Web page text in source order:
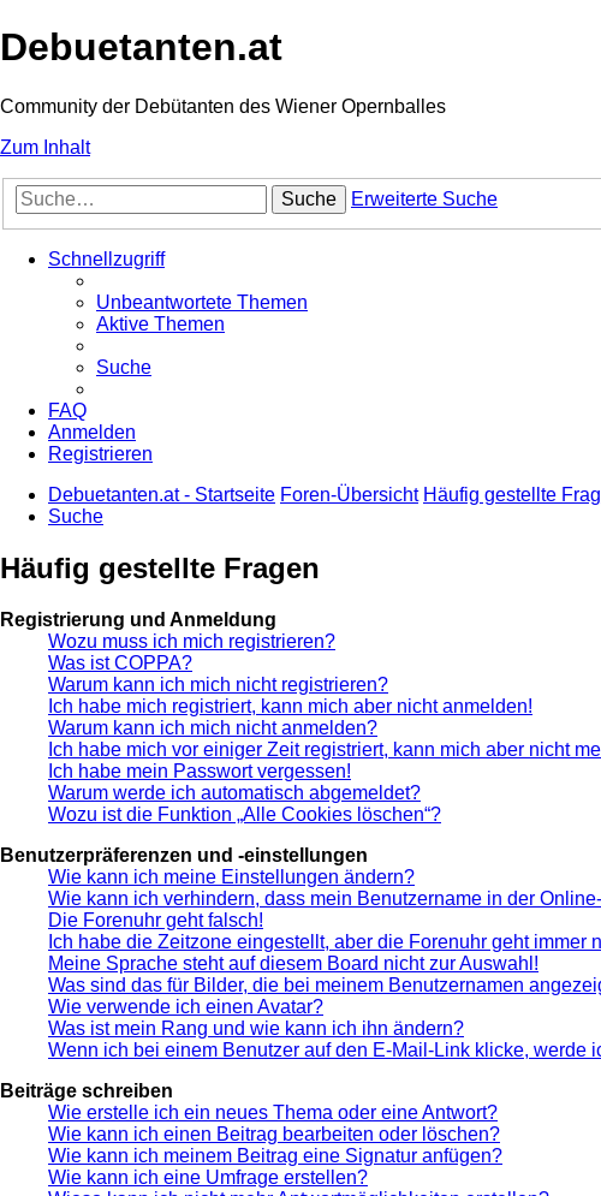
Debuetanten.at
Community der Debütanten des Wiener Opernballes
Zum Inhalt
Suche Erweiterte Suche
Schnellzugriff
Unbeantwortete Themen
Aktive Themen
Suche
FAQ
Anmelden
Registrieren
Debuetanten.at - Startseite Foren-Übersicht Häufig gestellte
Suche
Häufig gestellte Fragen
Registrierung und Anmeldung
Wozu muss ich mich registrieren?
Was ist COPPA?
Warum kann ich mich nicht registrieren?
Ich habe mich registriert, kann mich aber nicht anmelden!
Warum kann ich mich nicht anmelden?
Ich habe mich vor einiger Zeit registriert, kann mich aber nicht
Ich habe mein Passwort vergessen!
Warum werde ich automatisch abgemeldet?
Wozu ist die Funktion „Alle Cookies löschen“?
Benutzerpräferenzen und -einstellungen
Wie kann ich meine Einstellungen ändern?
Wie kann ich verhindern, dass mein Benutzername in der
Die Forenuhr geht falsch!
Ich habe die Zeitzone eingestellt, aber die Forenuhr geht immer
Meine Sprache steht auf diesem Board nicht zur Auswahl!
Was sind das für Bilder, die bei meinem Benutzernamen
Wie verwende ich einen Avatar?
Was ist mein Rang und wie kann ich ihn ändern?
Wenn ich bei einem Benutzer auf den E-Mail-Link klicke, werde
Beiträge schreiben
Wie erstelle ich ein neues Thema oder eine Antwort?
Wie kann ich einen Beitrag bearbeiten oder löschen?
Wie kann ich meinem Beitrag eine Signatur anfügen?
Wie kann ich eine Umfrage erstellen?